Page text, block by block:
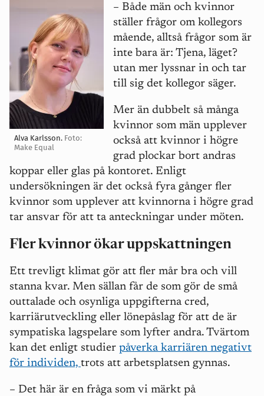
Alva Karlsson. Foto:
Make Equal
– Både män och kvinnor
ställer frågor om kollegors
mående, alltså frågor som är
inte bara är: Tjena, läget?
utan mer lyssnar in och tar
till sig det kollegor säger.
Mer än dubbelt så många
kvinnor som män upplever
också att kvinnor i högre
grad plockar bort andras
koppar eller glas på kontoret. Enligt
undersökningen är det också fyra gånger fler
kvinnor som upplever att kvinnorna i högre grad
tar ansvar för att ta anteckningar under möten.
Fler kvinnor ökar uppskattningen
Ett trevligt klimat gör att fler mår bra och vill
stanna kvar. Men sällan får de som gör de små
outtalade och osynliga uppgifterna cred,
karriärutveckling eller lönepåslag för att de är
sympatiska lagspelare som lyfter andra. Tvärtom
kan det enligt studier påverka karriären negativt
för individen, trots att arbetsplatsen gynnas.
– Det här är en fråga som vi märkt på